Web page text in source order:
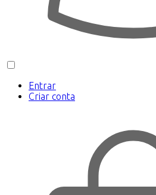
Entrar
Criar conta